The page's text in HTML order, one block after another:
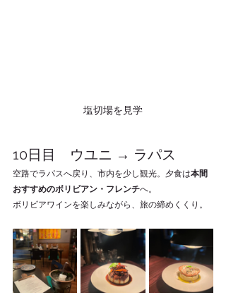
塩切場を見学
10日目　ウユニ → ラパス
空路でラパスへ戻り、市内を少し観光。夕食は本間
おすすめのボリビアン・フレンチへ。
ボリビアワインを楽しみながら、旅の締めくくり。